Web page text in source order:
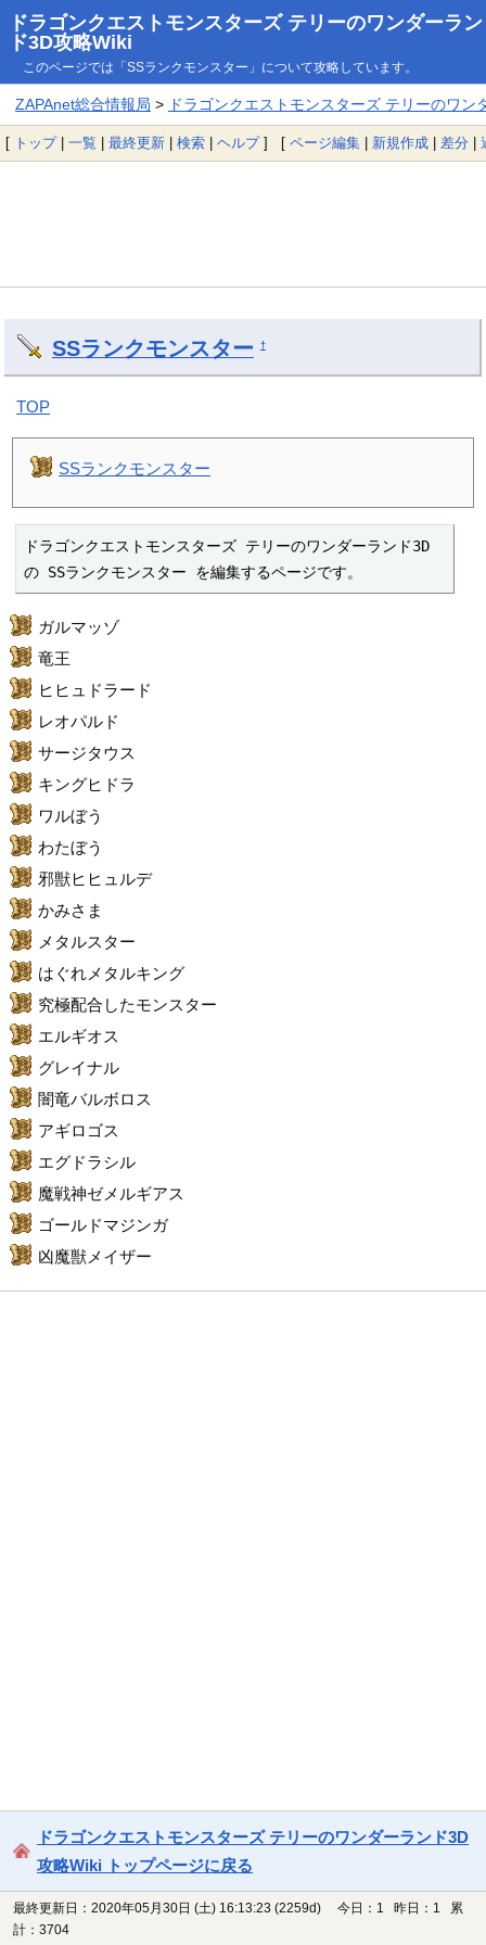
ドラゴンクエストモンスターズ テリーのワンダーラン
ド3D攻略Wiki
このページでは「SSランクモンスター」について攻略しています。
ZAPAnet総合情報局 > ドラゴンクエストモンスターズ テリーのワン
[ トップ| 一覧 | 最終更新 | 検索 | ヘルプ] [ ページ編集 | 新規作成 | 差分 |
SSランクモンスター †
TOP
SSランクモンスター
ドラゴンクエストモンスターズ テリーのワンダーランド3D
の SSランクモンスター を編集するページです。
ガルマッゾ
竜王
ヒヒュドラード
レオパルド
サージタウス
キングヒドラ
ワルぼう
わたぼう
邪獣ヒヒュルデ
かみさま
メタルスター
はぐれメタルキング
究極配合したモンスター
エルギオス
グレイナル
闇竜バルボロス
アギロゴス
エグドラシル
魔戦神ゼメルギアス
ゴールドマジンガ
凶魔獣メイザー
ドラゴンクエストモンスターズ テリーのワンダーランド3D
攻略Wiki トップページに戻る
最終更新日：2020年05月30日 (土) 16:13:23 (2259d)
今日：1 昨日：1 累
計：3704